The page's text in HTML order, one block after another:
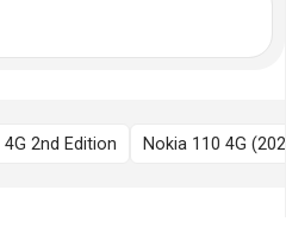
4G 2nd Edition Nokia 110 4G